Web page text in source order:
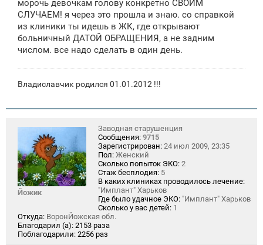
морочь девочкам голову конкретно СВОИМ
СЛУЧАЕМ! я через это прошла и знаю. со справкой
из клиники ты идешь в ЖК, где открывают
больничный ДАТОЙ ОБРАЩЕНИЯ, а не задним
числом. все надо сделать в один день.
Владиславчик родился 01.01.2012 !!!
Йожик
Заводная старушенция
Сообщения: 9715
Зарегистрирован: 24 июл 2009, 23:35
Пол: Женский
Сколько попыток ЭКО: 2
Стаж бесплодия: 5
В каких клиниках проводилось лечение:
"Имплант" Харьков
Где было удачное ЭКО: "Имплант" Харьков
Сколько у вас детей: 1
Откуда: ВоронЙожская обл.
Благодарил (а): 2153 раза
Поблагодарили: 2256 раз